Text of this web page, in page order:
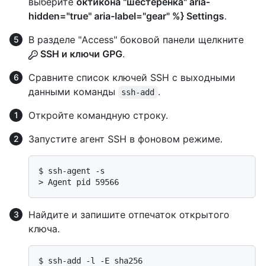
hidden="true" aria-label="gear" %} Settings.
В разделе "Access" боковой панели щелкните
SSH и ключи GPG.
Сравните список ключей SSH с выходными
данными команды
ssh-add .
Откройте командную строку.
Запустите агент SSH в фоновом режиме.
$ ssh-agent -s
> Agent pid 59566
Найдите и запишите отпечаток открытого
ключа.
$ ssh-add -l -E sha256